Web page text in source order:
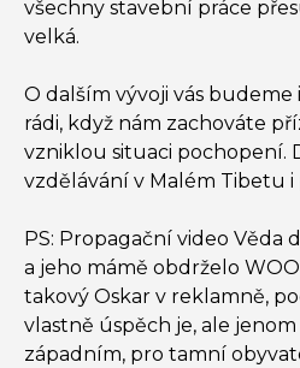
všechny stavební práce
velká.
O dalším vývoji vás
rádi, když nám zachováte
vzniklou situaci pochopení.
vzdělávání v Malém Tibetu i
PS: Propagační video Věda
a jeho mámě obdrželo
takový Oskar v reklamně,
vlastně úspěch je, ale
západním, pro tamní